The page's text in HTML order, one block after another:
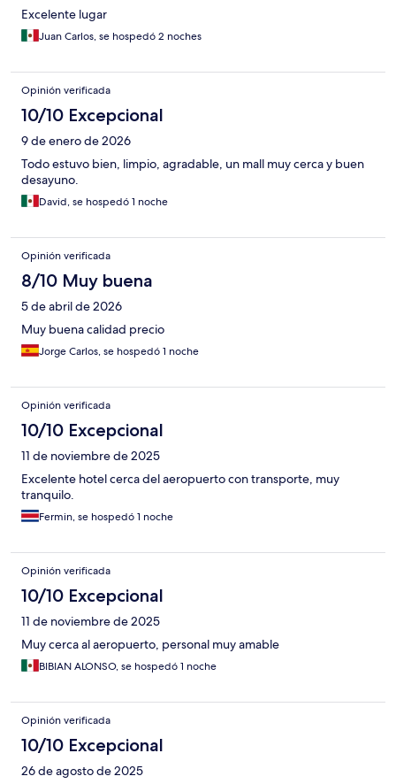
Excelente lugar
Juan Carlos, se hospedó 2 noches
Opinión verificada
10/10 Excepcional
9 de enero de 2026
Todo estuvo bien, limpio, agradable, un mall muy cerca y buen
desayuno.
David, se hospedó 1 noche
Opinión verificada
8/10 Muy buena
5 de abril de 2026
Muy buena calidad precio
Jorge Carlos, se hospedó 1 noche
Opinión verificada
10/10 Excepcional
11 de noviembre de 2025
Excelente hotel cerca del aeropuerto con transporte, muy
tranquilo.
Fermin, se hospedó 1 noche
Opinión verificada
10/10 Excepcional
11 de noviembre de 2025
Muy cerca al aeropuerto, personal muy amable
BIBIAN ALONSO, se hospedó 1 noche
Opinión verificada
10/10 Excepcional
26 de agosto de 2025